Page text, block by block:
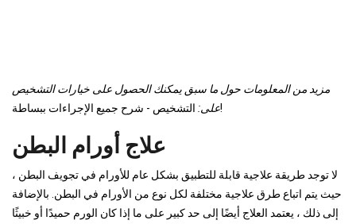
مزيد من المعلومات حول ما سبق يمكنك الحصول على خيارات التشخيص
على:التشخيص - شرح جميع الإجراءات ببساطة!
علاج أورام البطن
لا توجد طريقة علاجية قابلة للتطبيق بشكل عام للأورام في تجويف البطن ،
حيث يتم اتباع طرق علاجية مختلفة لكل نوع من الأورام في البطن. بالإضافة
إلى ذلك ، يعتمد العلاج أيضًا إلى حد كبير على ما إذا كان الورم حميدًا أو خبيثًا